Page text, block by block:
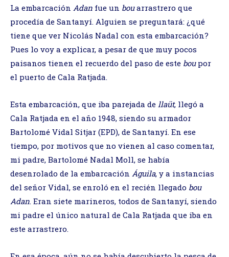
La embarcación Adan fue un bouarrastrero que
procedía de Santanyí. Alguien se preguntará: ¿qué
tiene que ver Nicolás Nadal con esta embarcación?
Pues lo voy a explicar, a pesar de que muy pocos
paisanos tienen el recuerdo del paso de este boupor
el puerto de Cala Ratjada.
Esta embarcación, que iba parejada de llaüt, llegó a
Cala Ratjada en el año 1948, siendo su armador
Bartolomé Vidal Sitjar (EPD), de Santanyí. En ese
tiempo, por motivos que no vienen al caso comentar,
mi padre, Bartolomé Nadal Moll, se había
desenrolado de la embarcación Águila, y a instancias
del señor Vidal, se enroló en el recién llegado bou
Adan. Eran siete marineros, todos de Santanyí, siendo
mi padre el único natural de Cala Ratjada que iba en
este arrastrero.